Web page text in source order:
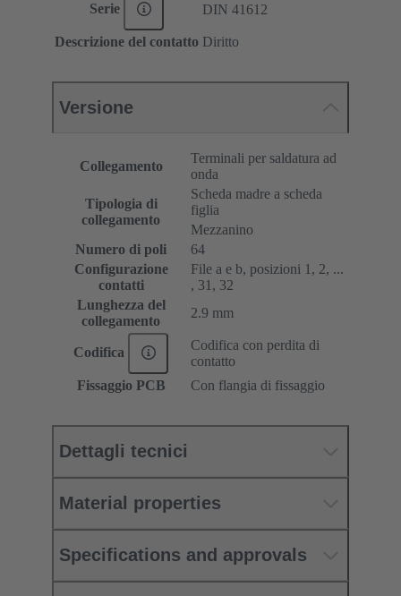
Serie DIN 41612
Descrizione del contatto Diritto
Versione
Collegamento
Terminali per saldatura ad
onda
Tipologia di
collegamento
Scheda madre a scheda
figlia
Mezzanino
Numero di poli
64
Configurazione
contatti
File a e b, posizioni 1, 2, ...
, 31, 32
Lunghezza del
collegamento
2.9 mm
Codifica
Codifica con perdita di
contatto
Fissaggio PCB
Con flangia di fissaggio
Dettagli tecnici
Material properties
Specifications and approvals